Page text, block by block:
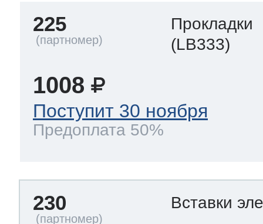
225
Прокладки
(LB333)
1008
Поступит 30 ноября
Предоплата 50%
230 Вставки